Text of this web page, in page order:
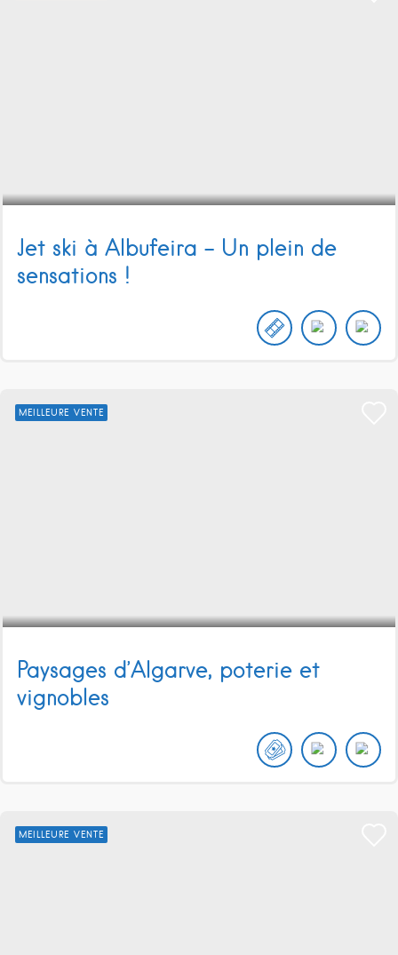
Jet ski à Albufeira – Un plein de
sensations !
MEILLEURE VENTE
Paysages d’Algarve, poterie et
vignobles
MEILLEURE VENTE